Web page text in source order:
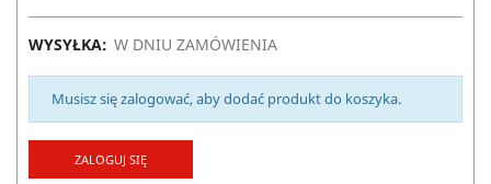
WYSYŁKA: W DNIU ZAMÓWIENIA
Musisz się zalogować, aby dodać produkt do koszyka.
ZALOGUJ SIĘ